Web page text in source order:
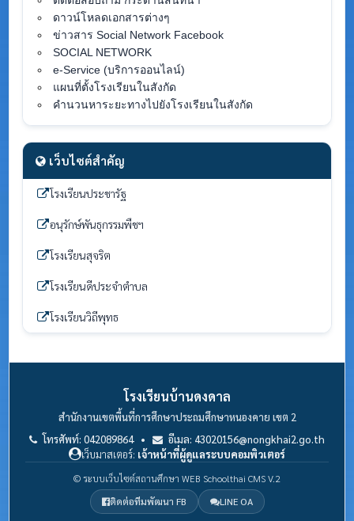
ดาวน์โหลดเอกสารต่างๆ
ข่าวสาร Social Network Facebook
SOCIAL NETWORK
e-Service (บริการออนไลน์)
แผนที่ตั้งโรงเรียนในสังกัด
คำนวนหาระยะทางไปยังโรงเรียนในสังกัด
เว็บไซต์สำคัญ
โรงเรียนประชารัฐ
อนุรักษ์พันธุกรรมพืชฯ
โรงเรียนสุจริต
โรงเรียนดีประจำตำบล
โรงเรียนวิถีพุทธ
โรงเรียนบ้านดงดาล
สำนักงานเขตพื้นที่การศึกษาประถมศึกษาหนองคาย เขต 2
โทรศัพท์: 042089864 •
อีเมล: 43020156@nongkhai2.go.th
เว็บมาสเตอร์: เจ้าหน้าที่ผู้ดูแลระบบคอมพิวเตอร์
© ระบบเว็บไซต์สถานศึกษา WEB Schoolthai CMS V.2
ติดต่อทีมพัฒนา FB
LINE OA